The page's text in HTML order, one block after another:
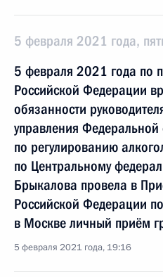
5 февраля 2021 года,
5 февраля 2021 года по
Российской Федерации
обязанности
управления Федеральной
по регулированию
по Центральному
Брыкалова провела в
Российской Федерации
в Москве личный приём
5 февраля 2021 года, 19:16